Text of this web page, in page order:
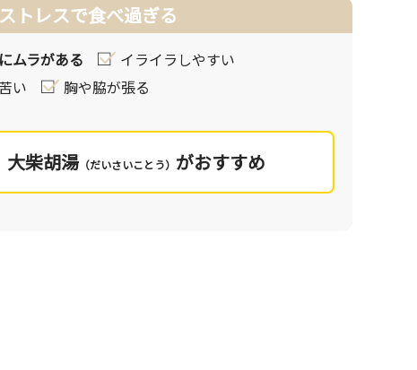
の、からい
けになりま
こと
クし
ストレスで食べ過ぎる
ムラがある
イライラしやすい
い
胸や脇が張る
大柴胡湯 （だいさいことう） がおすすめ